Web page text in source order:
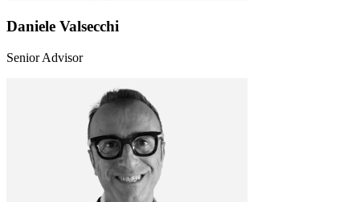
Daniele Valsecchi
Senior Advisor